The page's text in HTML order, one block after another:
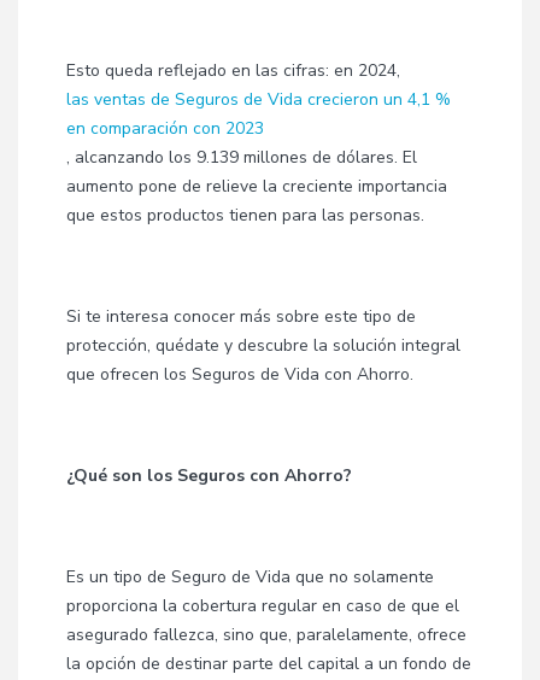
Esto queda reflejado en las cifras: en 2024,
las ventas de Seguros de Vida crecieron un 4,1 %
en comparación con 2023
, alcanzando los 9.139 millones de dólares. El
aumento pone de relieve la creciente importancia
que estos productos tienen para las personas.
Si te interesa conocer más sobre este tipo de
protección, quédate y descubre la solución integral
que ofrecen los Seguros de Vida con Ahorro.
¿Qué son los Seguros con Ahorro?
Es un tipo de Seguro de Vida que no solamente
proporciona la cobertura regular en caso de que el
asegurado fallezca, sino que, paralelamente, ofrece
la opción de destinar parte del capital a un fondo de